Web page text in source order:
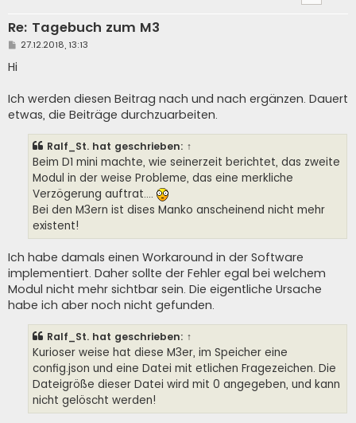
Re: Tagebuch zum M3
B
a
g
27.12.2018, 13:13
Hi
Ich werden diesen Beitrag nach und nach ergänzen. Dauert
etwas, die Beiträge durchzuarbeiten.
Ralf_St. hat geschrieben: ↑
Beim D1 mini machte, wie seinerzeit berichtet, das zweite
Modul in der weise Probleme, das eine merkliche
Verzögerung auftrat....
Bei den M3ern ist dises Manko anscheinend nicht mehr
existent!
Ich habe damals einen Workaround in der Software
implementiert. Daher sollte der Fehler egal bei welchem
Modul nicht mehr sichtbar sein. Die eigentliche Ursache
habe ich aber noch nicht gefunden.
Ralf_St. hat geschrieben: ↑
Kurioser weise hat diese M3er, im Speicher eine
config.json und eine Datei mit etlichen Fragezeichen. Die
Dateigröße dieser Datei wird mit 0 angegeben, und kann
nicht gelöscht werden!